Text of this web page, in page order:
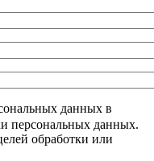
данных в
персональных данных.
обработки или